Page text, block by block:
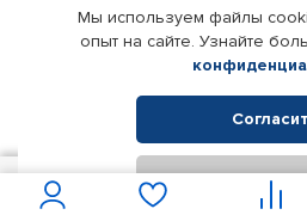
Партнерам
Корпоративным клиентам
Поставщикам
© КАМАЗ ЦЕНТР ДОНЕЦК, 2015-2026.
Интернет-магазин автомобильных
Мы используем файлы
опыт на сайте. Узнайте